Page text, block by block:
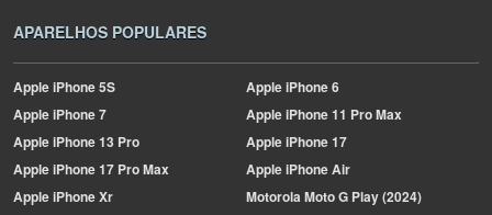
APARELHOS POPULARES
AppleiPhone 5S AppleiPhone 6
AppleiPhone 7 AppleiPhone 11 Pro Max
AppleiPhone 13 Pro AppleiPhone 17
AppleiPhone 17 Pro Max AppleiPhone Air
AppleiPhone Xr MotorolaMoto G Play (2024)